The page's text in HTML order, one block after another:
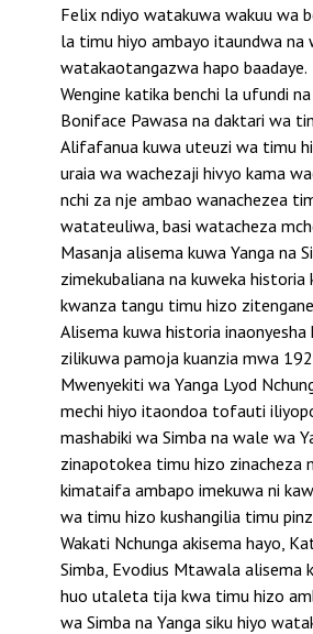
Felix ndiyo watakuwa wakuu wa
la timu hiyo ambayo itaundwa na
watakaotangazwa hapo baadaye.
Wengine katika benchi la ufundi na
Boniface Pawasa na daktari wa
Alifafanua kuwa uteuzi wa timu
uraia wa wachezaji hivyo kama
nchi za nje ambao wanachezea
watateuliwa, basi watacheza
Masanja alisema kuwa Yanga na
zimekubaliana na kuweka historia
kwanza tangu timu hizo
Alisema kuwa historia
zilikuwa pamoja kuanzia mwa
Mwenyekiti wa Yanga Lyod
mechi hiyo itaondoa tofauti
mashabiki wa Simba na wale wa
zinapotokea timu hizo zinacheza
kimataifa ambapo imekuwa ni
wa timu hizo kushangilia timu
Wakati Nchunga akisema hayo,
Simba, Evodius Mtawala alisema
huo utaleta tija kwa timu hizo
wa Simba na Yanga siku hiyo